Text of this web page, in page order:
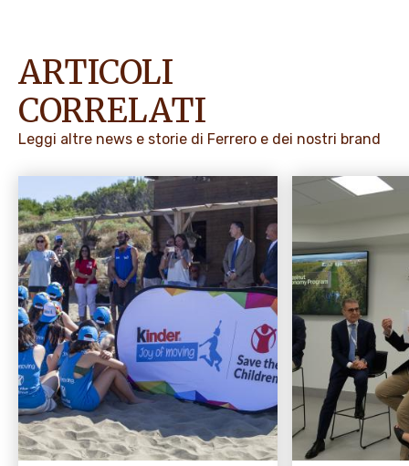
ARTICOLI
CORRELATI
Leggi altre news e storie di Ferrero e dei nostri brand